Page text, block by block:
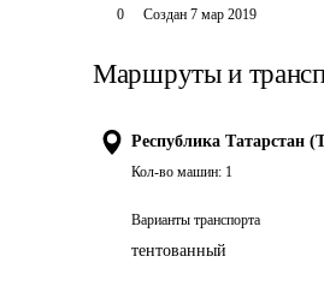
0 Создан 7 мар 2019
Маршруты и
Республика Татарстан
Кол-во машин: 1
Варианты транспорта
тентованный